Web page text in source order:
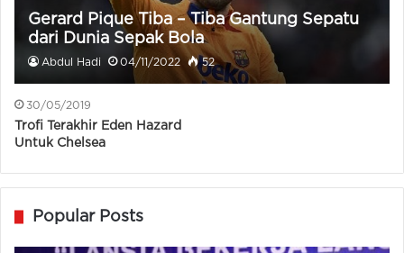
Gerard Pique Tiba – Tiba Gantung Sepatu
dari Dunia Sepak Bola
Abdul Hadi 04/11/2022 52
30/05/2019
Trofi Terakhir Eden Hazard
Untuk Chelsea
Popular Posts